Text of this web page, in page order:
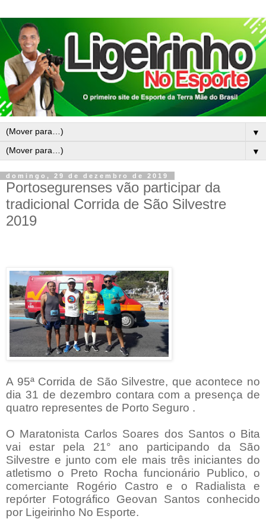
▼
▼
domingo, 29 de dezembro de 2019
Portosegurenses vão participar da
tradicional Corrida de São Silvestre
2019
A 95ª Corrida de São Silvestre, que acontece no
dia 31 de dezembro contara com a presença de
quatro representes de Porto Seguro .
O Maratonista Carlos Soares dos Santos o Bita
vai estar pela 21° ano participando da São
Silvestre e junto com ele mais três iniciantes do
atletismo o Preto Rocha funcionário Publico, o
comerciante Rogério Castro e o Radialista e
repórter Fotográfico Geovan Santos conhecido
por Ligeirinho No Esporte.